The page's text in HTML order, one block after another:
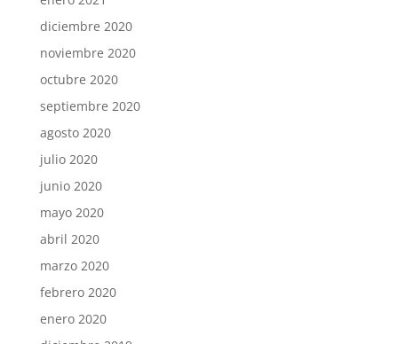
diciembre 2020
noviembre 2020
octubre 2020
septiembre 2020
agosto 2020
julio 2020
junio 2020
mayo 2020
abril 2020
marzo 2020
febrero 2020
enero 2020